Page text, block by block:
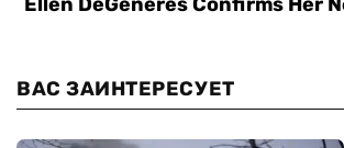
ВАС ЗАИНТЕРЕСУЕТ